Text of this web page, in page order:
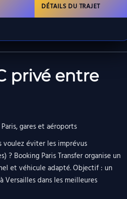
DÉTAILS DU TRAJET
privé entre
gares et aéroports
voulez éviter les imprévus
? Booking Paris Transfer organise un
et véhicule adapté. Objectif : un
dans les meilleures